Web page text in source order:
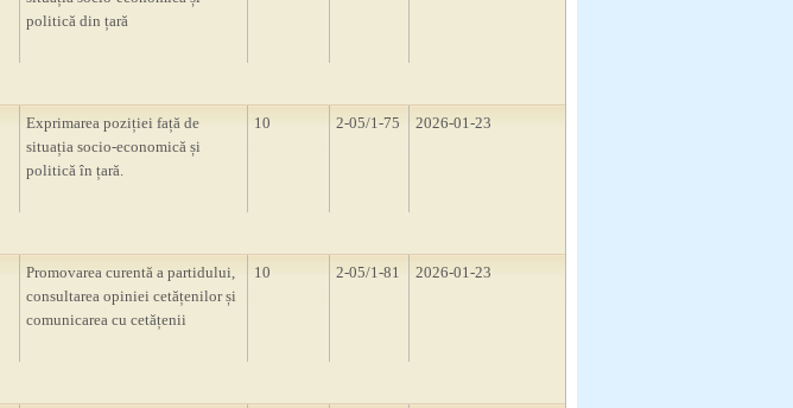
politică din țară
Exprimarea poziției față de
situația socio-economică și
politică în țară.
10 2-05/1-75 2026-01-23
Promovarea curentă a partidului,
consultarea opiniei cetățenilor și
comunicarea cu cetățenii
10 2-05/1-81 2026-01-23